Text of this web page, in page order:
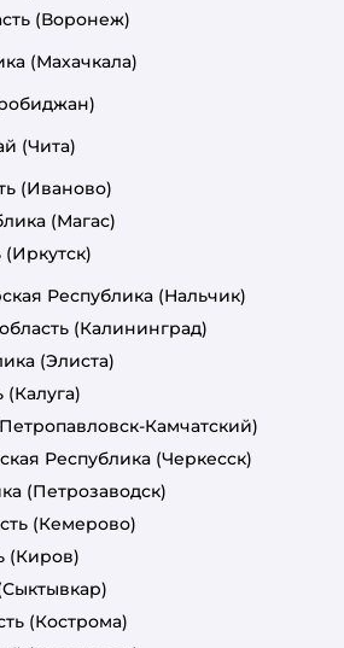
(Воронеж)
(Махачкала)
(Чита)
(Иваново)
(Магас)
(Иркутск)
Республика (Нальчик)
(Калининград)
(Элиста)
(Калуга)
Камчатский)
Республика (Черкесск)
(Петрозаводск)
(Кемерово)
(Киров)
(Кострома)